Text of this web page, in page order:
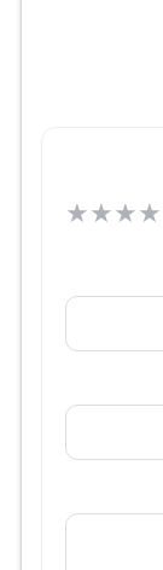
★★★★